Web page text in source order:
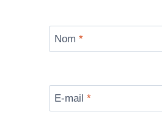
Nom *
E-mail *